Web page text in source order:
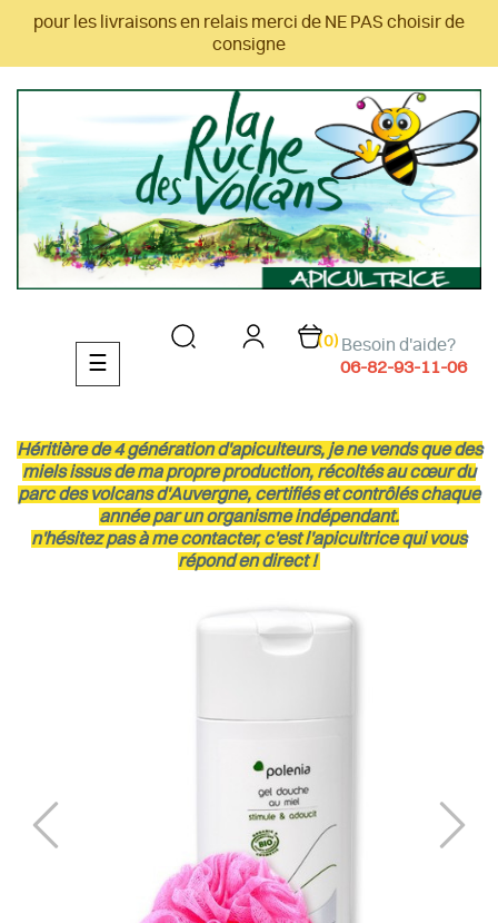
pour les livraisons en relais merci de NE PAS choisir de
consigne
Basculer
la
☰
(0) Besoin d'aide?
06-82-93-11-06
Héritière de 4 génération d'apiculteurs, je ne vends que des
miels issus de ma propre production, récoltés au cœur du
parc des volcans d'Auvergne, certifiés et contrôlés chaque
année par un organisme indépendant.
n'hésitez pas à me contacter, c'est l'apicultrice qui vous
répond en direct !